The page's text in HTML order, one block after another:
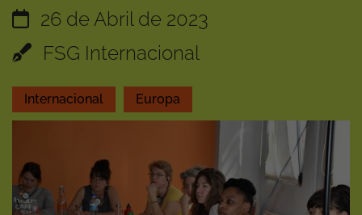
26 de Abril de 2023
FSG Internacional
Internacional Europa